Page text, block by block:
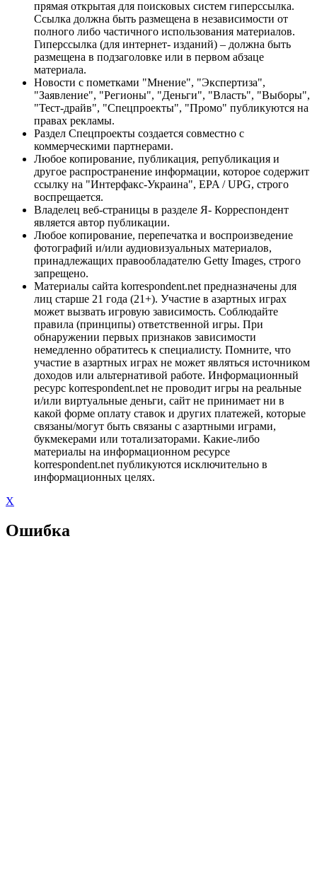
прямая открытая для поисковых систем гиперссылка.
Ссылка должна быть размещена в независимости от
полного либо частичного использования материалов.
Гиперссылка (для интернет- изданий) – должна быть
размещена в подзаголовке или в первом абзаце
материала.
Новости с пометками "Мнение", "Экспертиза",
"Заявление", "Регионы", "Деньги", "Власть", "Выборы",
"Тест-драйв", "Спецпроекты", "Промо" публикуются на
правах рекламы.
Раздел Спецпроекты создается совместно с
коммерческими партнерами.
Любое копирование, публикация, републикация и
другое распространение информации, которое содержит
ссылку на "Интерфакс-Украина", EPA / UPG, строго
воспрещается.
Владелец веб-страницы в разделе Я- Корреспондент
является автор публикации.
Любое копирование, перепечатка и воспроизведение
фотографий и/или аудиовизуальных материалов,
принадлежащих правообладателю Getty Images, строго
запрещено.
Материалы сайта korrespondent.net предназначены для
лиц старше 21 года (21+). Участие в азартных играх
может вызвать игровую зависимость. Соблюдайте
правила (принципы) ответственной игры. При
обнаружении первых признаков зависимости
немедленно обратитесь к специалисту. Помните, что
участие в азартных играх не может являться источником
доходов или альтернативой работе. Информационный
ресурс korrespondent.net не проводит игры на реальные
и/или виртуальные деньги, сайт не принимает ни в
какой форме оплату ставок и других платежей, которые
связаны/могут быть связаны с азартными играми,
букмекерами или тотализаторами. Какие-либо
материалы на информационном ресурсе
korrespondent.net публикуются исключительно в
информационных целях.
X
Ошибка